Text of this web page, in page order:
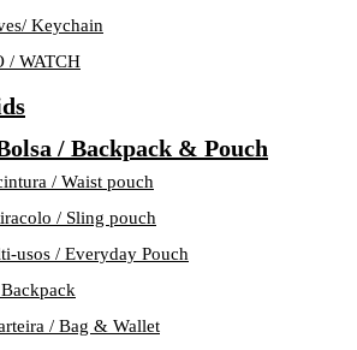
Keychain
/ WATCH
/ Backpack & Pouch
/ Waist pouch
/ Sling pouch
usos / Everyday Pouch
/ Bag & Wallet